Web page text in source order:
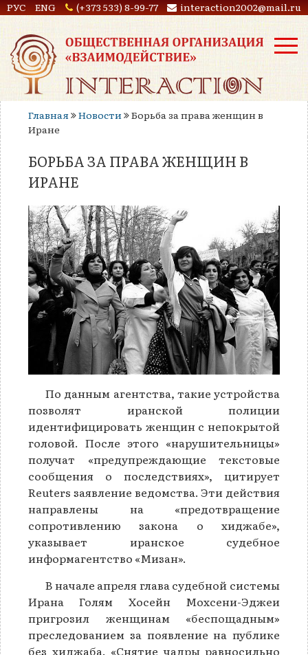
РУС ENG (+373 533) 8-99-77 interaction2002@mail.ru
Главная Новости
Борьба за права женщин в
Иране
БОРЬБА ЗА ПРАВА ЖЕНЩИН В
ИРАНЕ
По данным агентства, такие устройства
позволят иранской полиции
идентифицировать женщин с непокрытой
головой. После этого «нарушительницы»
получат «предупреждающие текстовые
сообщения о последствиях», цитирует
Reuters заявление ведомства. Эти действия
направлены на «предотвращение
сопротивлению закона о хиджабе»,
указывает иранское судебное
информагентство «Мизан».
В начале апреля глава судебной системы
Ирана Голям Хосейн Мохсени-Эджеи
пригрозил женщинам «беспощадным»
преследованием за появление на публике
без хиджаба. «Снятие чадры равносильно